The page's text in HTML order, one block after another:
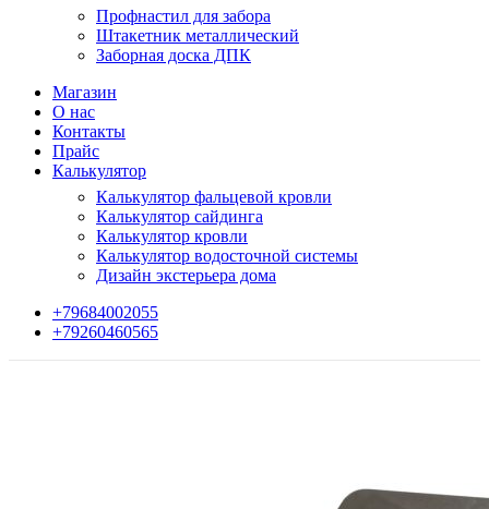
Профнастил для забора
Штакетник металлический
Заборная доска ДПК
Магазин
О нас
Контакты
Прайс
Калькулятор
Калькулятор фальцевой кровли
Калькулятор сайдинга
Калькулятор кровли
Калькулятор водосточной системы
Дизайн экстерьера дома
+79684002055
+79260460565